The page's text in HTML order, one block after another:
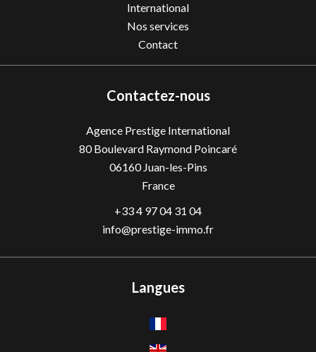
International
Nos services
Contact
Contactez-nous
Agence Prestige International
80 Boulevard Raymond Poincaré
06160Juan-les-Pins
France
+33 4 97 04 31 04
info@prestige-immo.fr
Langues